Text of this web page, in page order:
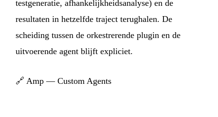
testgeneratie, afhankelijkheidsanalyse) en de
resultaten in hetzelfde traject terughalen. De
scheiding tussen de orkestrerende plugin en de
uitvoerende agent blijft expliciet.
🔗 Amp — Custom Agents